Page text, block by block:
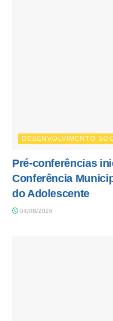
DESENVOLVIMENTO
Pré-conferências
Conferência
do Adolescente
04/08/2026